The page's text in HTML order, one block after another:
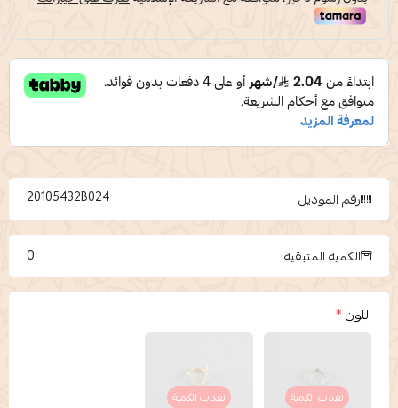
رقم الموديل 20105432B024
الكمية المتبقية 0
اللون*
نفدت الكمية نفدت الكمية